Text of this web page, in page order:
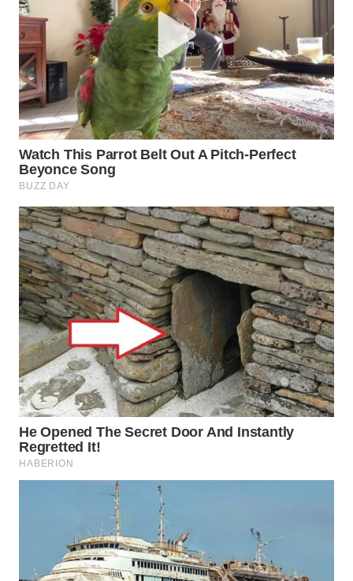
BOGOR
WN
DEPOK
WN
TAPANULI
UTARA
WN
SAMOSIR
WN
PADANG
LAWAS
WN
SUMEDANG
WN
CIANJUR
WN
KEPULAUAN
TANGERANG
WN